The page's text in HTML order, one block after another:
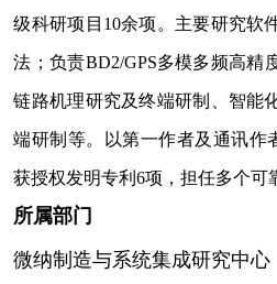
级科研项目 10余项。主要研究软
法；负责BD2/GPS多模多频高精
链路机理研究及终端研制、智能
端研制等。以第一作者及通讯作
获授权发明专利6项，担任多个可
所属部门
微纳制造与系统集成研究中心